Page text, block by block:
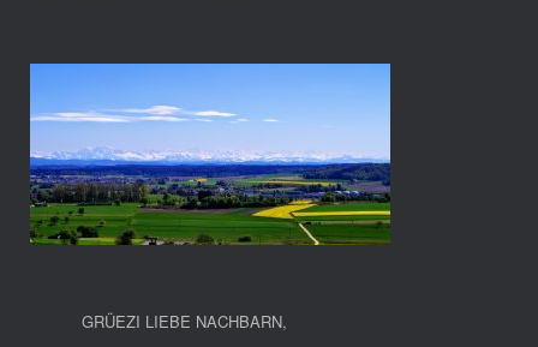
GRÜEZI LIEBE NACHBARN,